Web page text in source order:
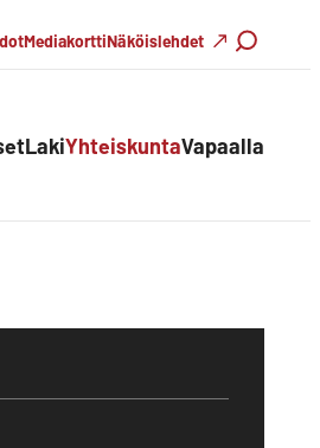
MediakorttiNäköislehdet
Haku
LakiYhteiskuntaVapaalla